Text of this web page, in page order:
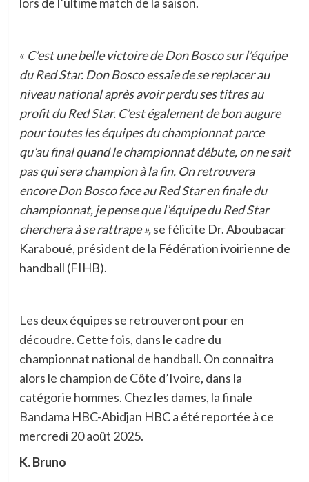
« C’est une belle victoire de Don Bosco sur l’équipe
du Red Star. Don Bosco essaie de se replacer au
niveau national après avoir perdu ses titres au
profit du Red Star. C’est également de bon augure
pour toutes les équipes du championnat parce
qu’au final quand le championnat débute, on ne sait
pas qui sera champion à la fin. On retrouvera
encore Don Bosco face au Red Star en finale du
championnat, je pense que l’équipe du Red Star
cherchera à se rattrape »,se félicite Dr. Aboubacar
Karaboué, président de la Fédération ivoirienne de
handball (FIHB).
Les deux équipes se retrouveront pour en
découdre. Cette fois, dans le cadre du
championnat national de handball. On connaitra
alors le champion de Côte d’Ivoire, dans la
catégorie hommes. Chez les dames, la finale
Bandama HBC-Abidjan HBC a été reportée à ce
mercredi 20 août 2025.
K. Bruno